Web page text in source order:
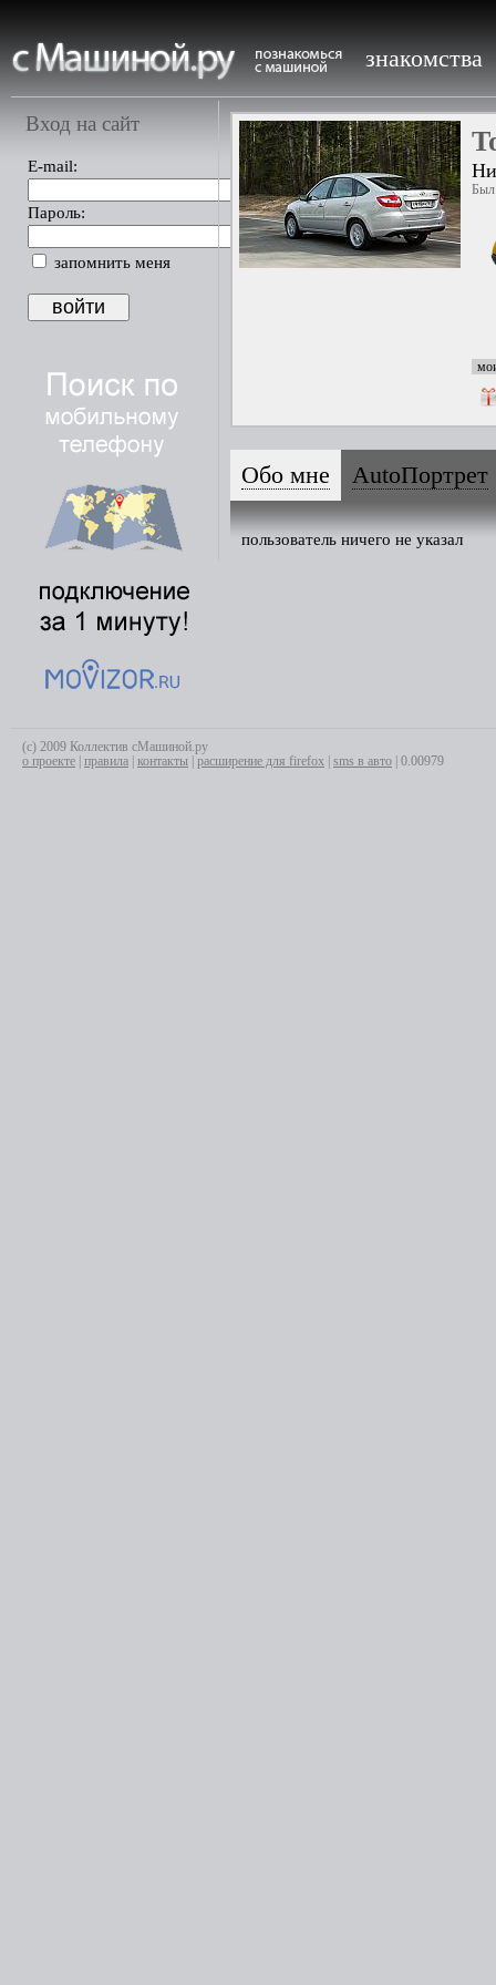
знакомства
Вход на сайт
E-mail:
Пароль:
запомнить меня
Был
Обо мне AutoПортрет
пользователь ничего не указал
(с) 2009 Коллектив сМашиной.ру
о проекте
правила контакты расширение для firefox sms в авто | 0.00979